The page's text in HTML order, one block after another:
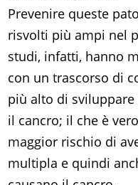
Prevenire queste
risvolti più ampi nel
studi, infatti, hanno
con un trascorso di
più alto di
il cancro; il che è
maggior rischio di
multipla e quindi